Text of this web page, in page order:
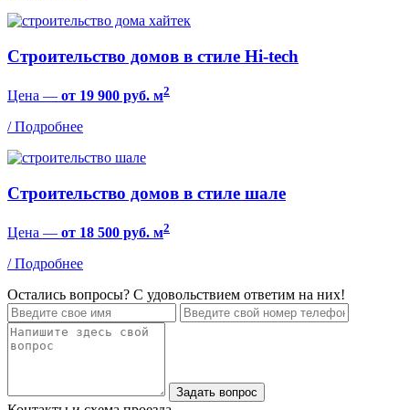
Строительство домов в стиле Hi-tech
Цена — от 19 900 руб. м2
/ Подробнее
Строительство домов в стиле шале
Цена — от 18 500 руб. м2
/ Подробнее
Остались вопросы? С удовольствием ответим на них!